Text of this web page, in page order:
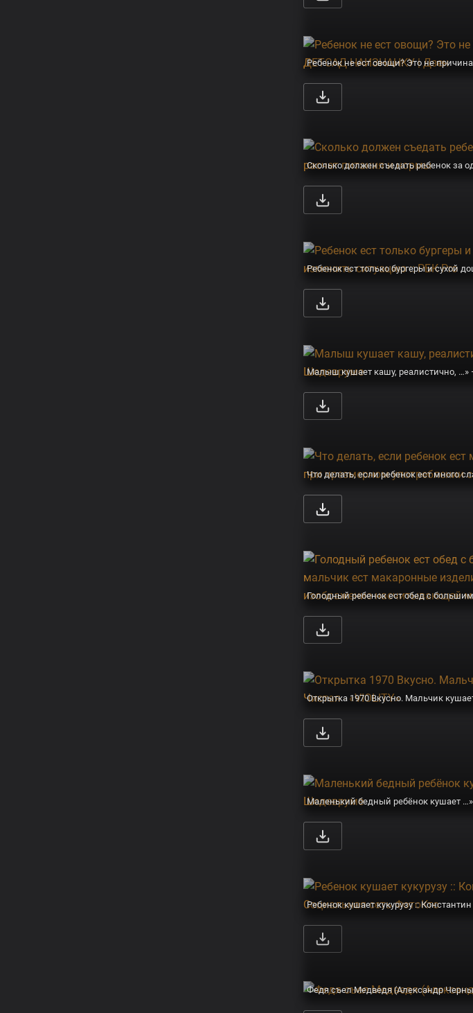
Малыш кушает кашу, реалистично,
Маленький бедный ребёнок кушает
Федя съел Медведя (Александр